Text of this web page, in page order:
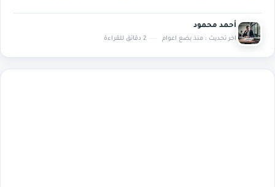
أحمد محمود
اخر تحديث : منذ بضع اعوام 2 دقائق للقراءة